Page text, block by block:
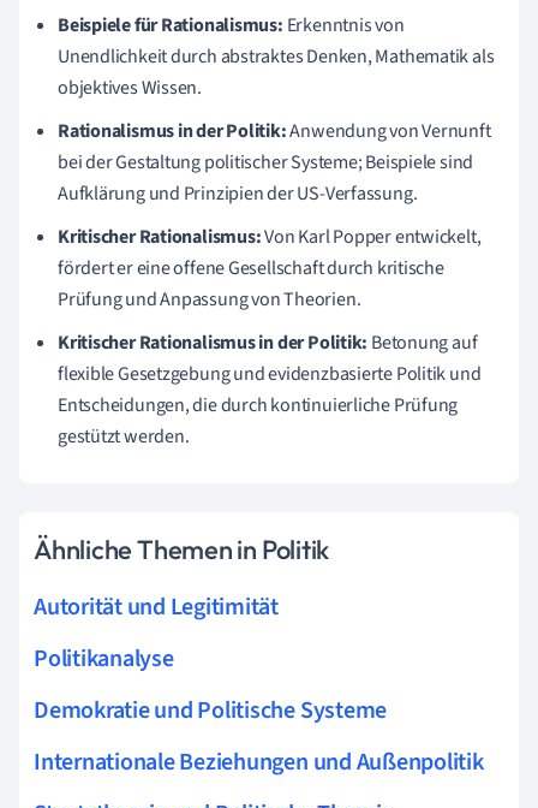
Beispiele für Rationalismus: Erkenntnis von
Unendlichkeit durch abstraktes Denken, Mathematik als
objektives Wissen.
Rationalismus in der Politik:Anwendung von Vernunft
bei der Gestaltung politischer Systeme; Beispiele sind
Aufklärung und Prinzipien der US-Verfassung.
Kritischer Rationalismus:Von Karl Popper entwickelt,
fördert er eine offene Gesellschaft durch kritische
Prüfung und Anpassung von Theorien.
Kritischer Rationalismus in der Politik: Betonung auf
flexible Gesetzgebung und evidenzbasierte Politik und
Entscheidungen, die durch kontinuierliche Prüfung
gestützt werden.
Ähnliche Themen in Politik
Autorität und Legitimität
Politikanalyse
Demokratie und Politische Systeme
Internationale Beziehungen und Außenpolitik